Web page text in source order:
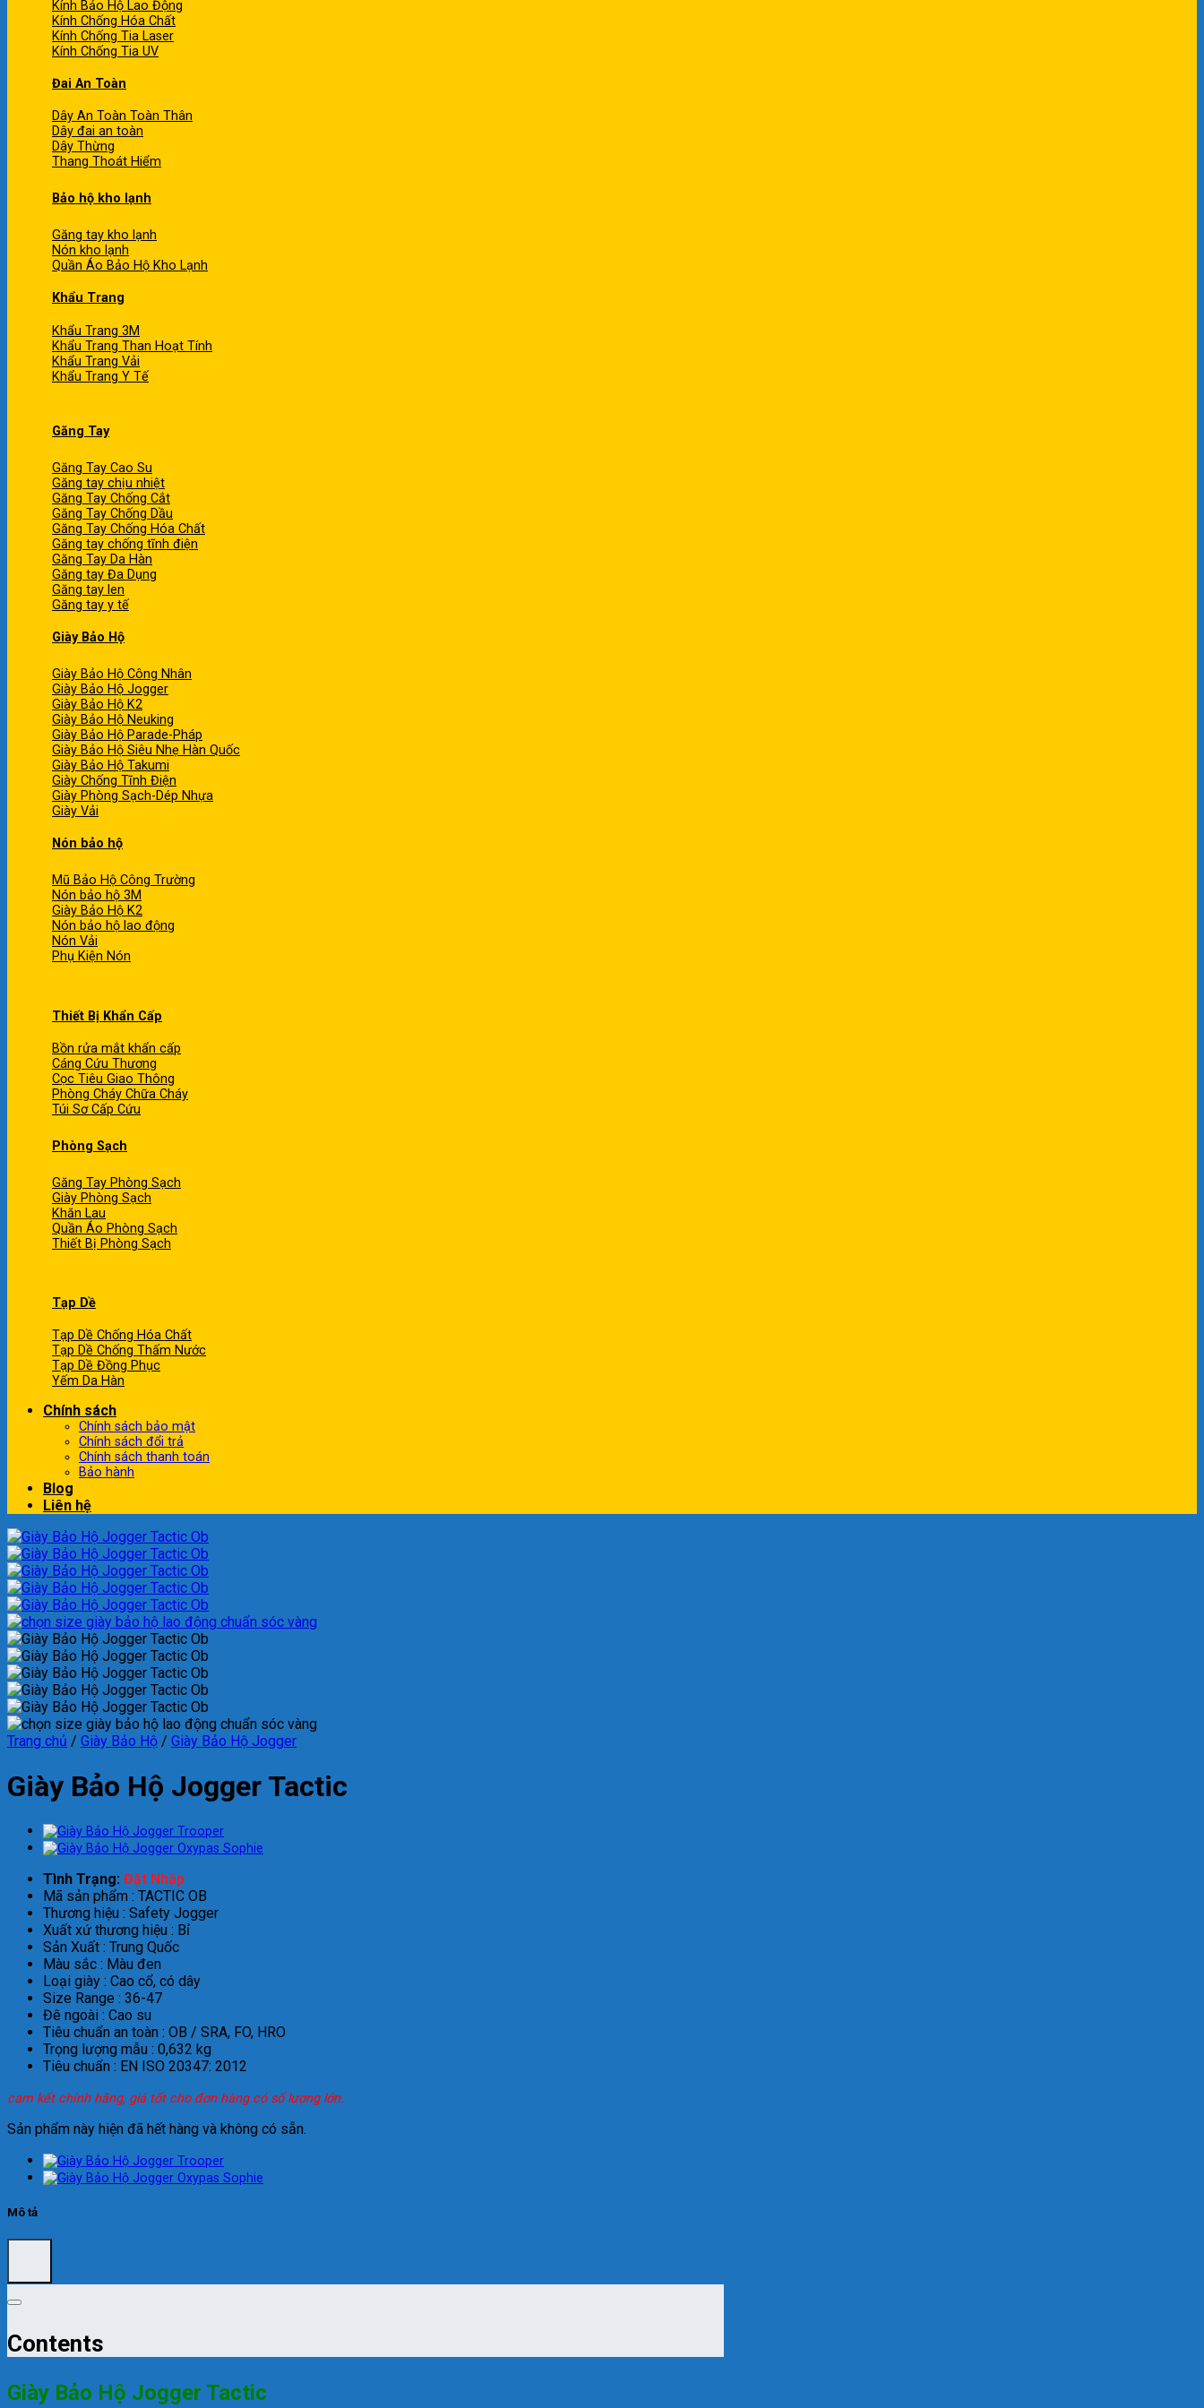
Kính Bảo Hộ Lao Động
Kính Chống Hóa Chất
Kính Chống Tia Laser
Kính Chống Tia UV
Đai An Toàn
Dây An Toàn Toàn Thân
Dây đai an toàn
Dây Thừng
Thang Thoát Hiểm
Bảo hộ kho lạnh
Găng tay kho lạnh
Nón kho lạnh
Quần Áo Bảo Hộ Kho Lạnh
Khẩu Trang
Khẩu Trang 3M
Khẩu Trang Than Hoạt Tính
Khẩu Trang Vải
Khẩu Trang Y Tế
Găng Tay
Găng Tay Cao Su
Găng tay chịu nhiệt
Găng Tay Chống Cắt
Găng Tay Chống Dầu
Găng Tay Chống Hóa Chất
Găng tay chống tĩnh điện
Găng Tay Da Hàn
Găng tay Đa Dụng
Găng tay len
Găng tay y tế
Giày Bảo Hộ
Giày Bảo Hộ Công Nhân
Giày Bảo Hộ Jogger
Giày Bảo Hộ K2
Giày Bảo Hộ Neuking
Giày Bảo Hộ Parade-Pháp
Giày Bảo Hộ Siêu Nhẹ Hàn Quốc
Giày Bảo Hộ Takumi
Giày Chống Tĩnh Điện
Giày Phòng Sạch-Dép Nhựa
Giày Vải
Nón bảo hộ
Mũ Bảo Hộ Công Trường
Nón bảo hộ 3M
Giày Bảo Hộ K2
Nón bảo hộ lao động
Nón Vải
Phụ Kiện Nón
Thiết Bị Khẩn Cấp
Bồn rửa mắt khẩn cấp
Cáng Cứu Thương
Cọc Tiêu Giao Thông
Phòng Cháy Chữa Cháy
Túi Sơ Cấp Cứu
Phòng Sạch
Găng Tay Phòng Sạch
Giày Phòng Sạch
Khăn Lau
Quần Áo Phòng Sạch
Thiết Bị Phòng Sạch
Tạp Dề
Tạp Dề Chống Hóa Chất
Tạp Dề Chống Thấm Nước
Tạp Dề Đồng Phục
Yếm Da Hàn
Chính sách
Chính sách bảo mật
Chính sách đổi trả
Chính sách thanh toán
Bảo hành
Blog
Liên hệ
Trang chủ / Giày Bảo Hộ / Giày Bảo Hộ Jogger
Giày Bảo Hộ Jogger Tactic
Tình Trạng: Đặt Nhập
Mã sản phẩm : TACTIC OB
Thương hiệu : Safety Jogger
Xuất xứ thương hiệu : Bỉ
Sản Xuất : Trung Quốc
Màu sắc : Màu đen
Loại giày : Cao cổ, có dây
Size Range : 36-47
Đê ngoài : Cao su
Tiêu chuẩn an toàn : OB / SRA, FO, HRO
Trọng lượng mẫu : 0,632 kg
Tiêu chuẩn : EN ISO 20347: 2012
cam kết chính hãng, giá tốt cho đơn hàng có số lượng lớn.
Sản phẩm này hiện đã hết hàng và không có sẵn.
Mô tả
Contents
Giày Bảo Hộ Jogger Tactic